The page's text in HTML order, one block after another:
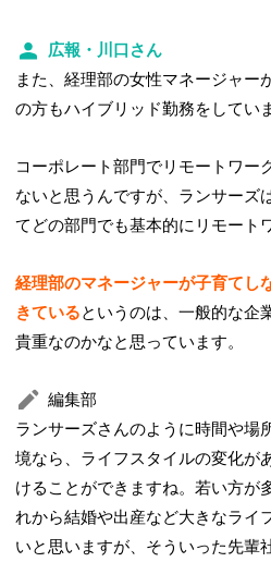
広報・川口さん
また、経理部の女性マネージャー
の方もハイブリッド勤務をしてい
コーポレート部門でリモートワー
ないと思うんですが、ランサーズ
てどの部門でも基本的にリモート
経理部のマネージャーが子育てし
きているというのは、一般的な企
貴重なのかなと思っています。
編集部
ランサーズさんのように時間や場
境なら、ライフスタイルの変化が
けることができますね。若い方が
れから結婚や出産など大きなライ
いと思いますが、そういった先輩